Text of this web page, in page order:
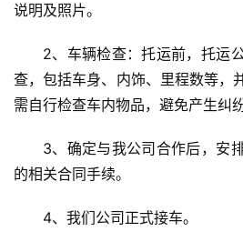
说明及照片。
2、车辆检查：托运前，托运
查，包括车身、内饰、里程数等，
需自行检查车内物品，避免产生纠纷
3、确定与我公司合作后，安
的相关合同手续。
4、我们公司正式接车。